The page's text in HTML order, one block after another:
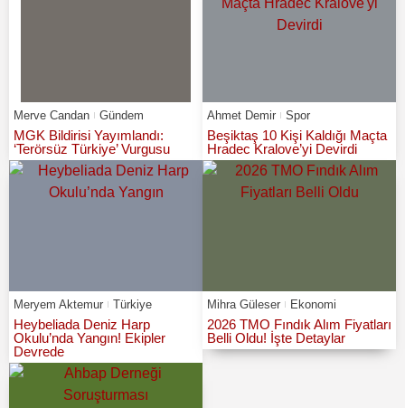
Merve Candan Gündem
MGK Bildirisi Yayımlandı:
‘Terörsüz Türkiye’ Vurgusu
Ahmet Demir Spor
Beşiktaş 10 Kişi Kaldığı Maçta
Hradec Kralove’yi Devirdi
Meryem Aktemur Türkiye
Heybeliada Deniz Harp
Okulu’nda Yangın! Ekipler
Devrede
Mihra Güleser Ekonomi
2026 TMO Fındık Alım Fiyatları
Belli Oldu! İşte Detaylar